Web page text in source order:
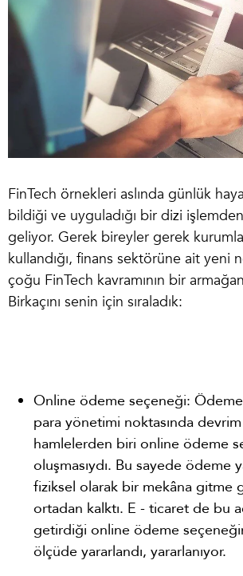
FinTech örnekleri aslında günlük
bildiği ve uyguladığı bir dizi
geliyor. Gerek bireyler gerek
kullandığı, finans sektörüne ait yeni
çoğu FinTech kavramının bir
Birkaçını senin için sıraladık:
Online ödeme seçeneği:
para yönetimi noktasında
hamlelerden biri online ödeme
oluşmasıydı. Bu sayede ödeme
fiziksel olarak bir mekâna gitme
ortadan kalktı. E - ticaret de bu
getirdiği online ödeme
ölçüde yararlandı, yararlanıyor.